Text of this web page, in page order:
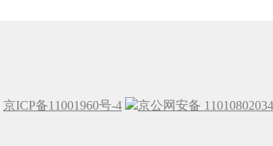
京ICP备11001960号-4 京公网安备